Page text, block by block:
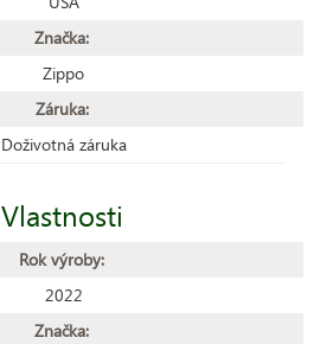
Značka:
Zippo
Záruka:
Doživotná záruka
Vlastnosti
Rok výroby:
2022
Značka: